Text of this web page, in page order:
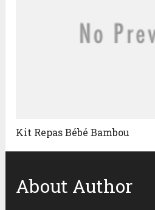
Kit Repas Bébé Bambou
About Author